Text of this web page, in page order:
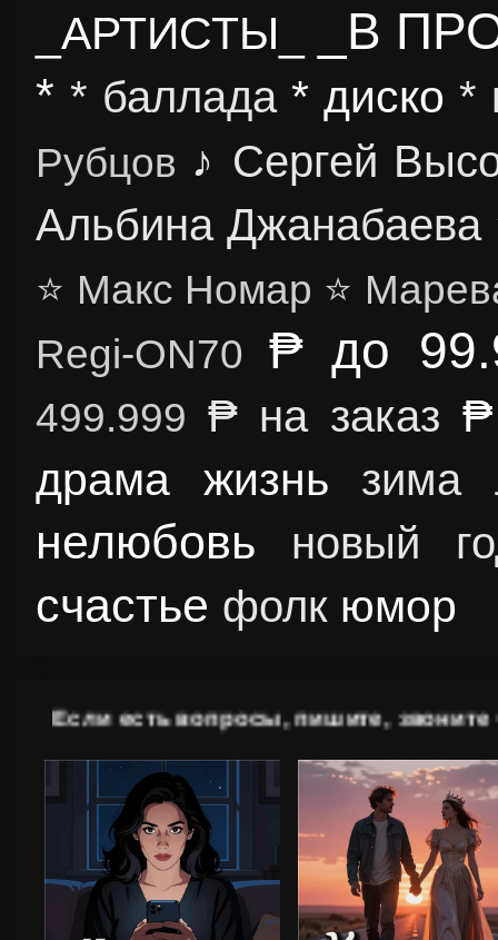
_АРТИСТЫ_ _В
* * баллада * диско *
Рубцов ♪ Сергей
Альбина Джанабаева
⭐ Макс Номар ⭐
Regi-ON70 ₱ до
499.999 ₱ на заказ
драма
жизнь зима
нелюбовь новый
счастье фолк юмор
Если есть вопросы, пишите,